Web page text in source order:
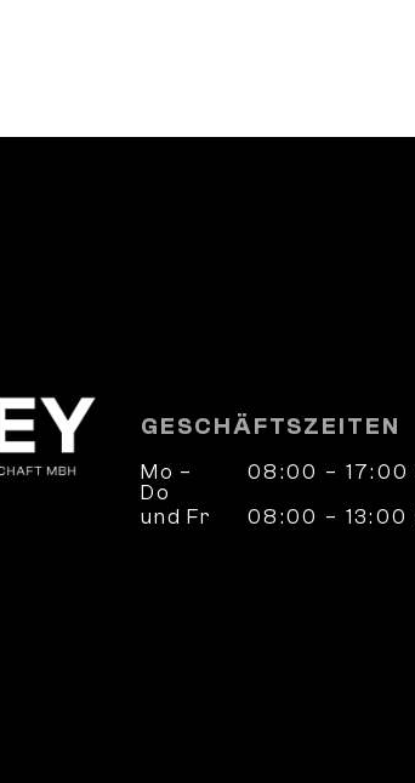
GESCHÄFTSZEITEN
Mo –
Do
08:00 – 17:00
und Fr
08:00 – 13:00